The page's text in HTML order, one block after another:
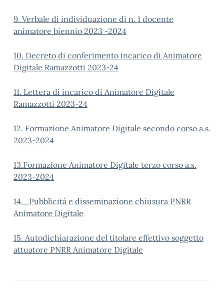
9. Verbale di individuazione di n. 1 docente
animatore biennio 2023 -2024
10. Decreto di conferimento incarico di Animatore
Digitale Ramazzotti 2023-24
11. Lettera di incarico di Animatore Digitale
Ramazzotti 2023-24
12. Formazione Animatore Digitale secondo corso a.s.
2023-2024
13.Formazione Animatore Digitale terzo corso a.s.
2023-2024
14._Pubblicità e disseminazione chiusura PNRR
Animatore Digitale
15. Autodichiarazione del titolare effettivo soggetto
attuatore PNRR Animatore Digitale